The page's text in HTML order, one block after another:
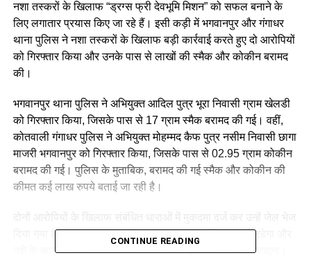
नशा तस्करों के खिलाफ “ड्रग्स फ्री देवभूमि मिशन” को सफल बनाने के
लिए लगातार प्रयास किए जा रहे हैं। इसी कड़ी में भगवानपुर और गंगाधर
थाना पुलिस ने नशा तस्करों के खिलाफ बड़ी कार्रवाई करते हुए दो आरोपियों
को गिरफ्तार किया और उनके पास से लाखों की स्मैक और कोकीन बरामद
की।
भगवानपुर थाना पुलिस ने अभियुक्त आदिल पुत्र भूरा निवासी ग्राम खेलडी
को गिरफ्तार किया, जिसके पास से 17 ग्राम स्मैक बरामद की गई। वहीं,
कोतवाली गंगाधर पुलिस ने अभियुक्त मोहम्मद कैफ पुत्र नसीम निवासी छागा
माजरी भगवानपुर को गिरफ्तार किया, जिसके पास से 02.95 ग्राम कोकीन
बरामद की गई। पुलिस के मुताबिक, बरामद की गई स्मैक और कोकीन की
कीमत कई लाख रुपये बताई जा रही है।
दिया गया है। एसएसपी ने कहा कि पुलिस का यह अभियान जारी रहेगा और
नशे के कारोबार में संलिप्त लोगों को किसी भी सूरत में बख्शा नहीं जाएगा।
CONTINUE READING